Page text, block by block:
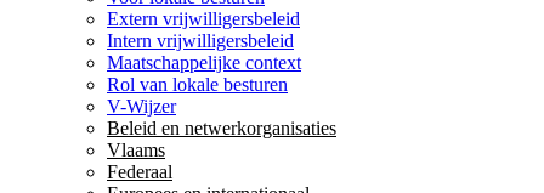
Extern vrijwilligersbeleid
Intern vrijwilligersbeleid
Maatschappelijke context
Rol van lokale besturen
V-Wijzer
Beleid en netwerkorganisaties
Vlaams
Federaal